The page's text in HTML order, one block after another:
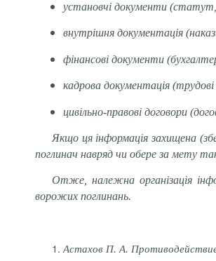
установчі документи
внутрішня документація
фінансові документи
кадрова документація
цивільно-правові договори
Якщо ця інформація захищена
поглинач навряд чи обере за мету
Отже, належна організація
ворожих поглинань.
Астахов П. А.